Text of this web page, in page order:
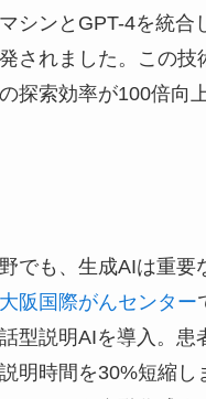
シンとGPT-4を統合
されました。この技
探索効率が100倍向
でも、生成AIは重要
大阪国際がんセンター
型説明AIを導入。患
明時間を30%短縮し